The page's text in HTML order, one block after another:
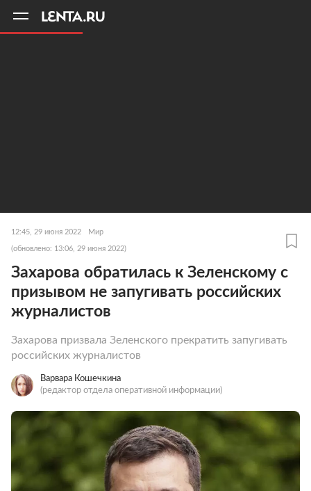
12:45, 29 июня 2022 Мир
(обновлено: 13:06, 29 июня 2022)
Захарова обратилась к Зеленскому с
призывом не запугивать российских
журналистов
Захарова призвала Зеленского прекратить запугивать
российских журналистов
Варвара Кошечкина
(редактор отдела оперативной информации)